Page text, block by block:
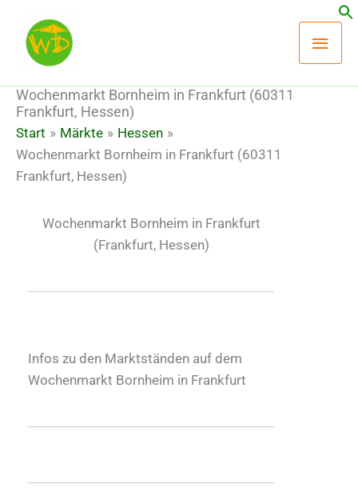
Inhalt
springen
Wochenmarkt Bornheim in Frankfurt (60311
Frankfurt, Hessen)
Start Märkte
Hessen
Wochenmarkt Bornheim in Frankfurt (60311
Frankfurt, Hessen)
Wochenmarkt Bornheim in Frankfurt
(Frankfurt, Hessen)
Infos zu den Marktständen auf dem
Wochenmarkt Bornheim in Frankfurt